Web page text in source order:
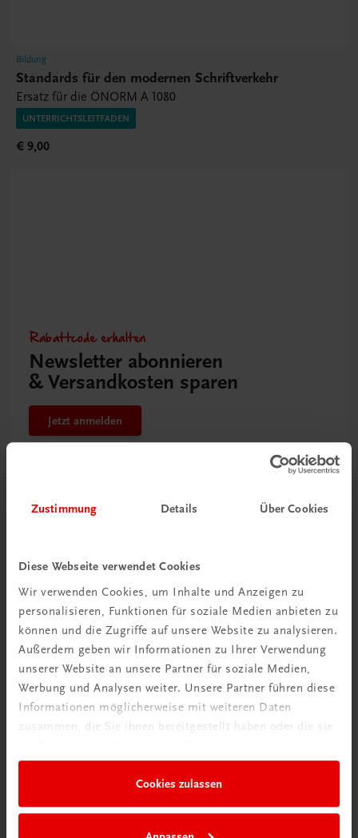
Zustimmung Details Über Cookies
Diese Webseite verwendet Cookies
Wir verwenden Cookies, um Inhalte und Anzeigen zu
personalisieren, Funktionen für soziale Medien anbieten zu
können und die Zugriffe auf unsere Website zu analysieren.
Außerdem geben wir Informationen zu Ihrer Verwendung
unserer Website an unsere Partner für soziale Medien,
Werbung und Analysen weiter. Unsere Partner führen diese
Informationen möglicherweise mit weiteren Daten
zusammen, die Sie ihnen bereitgestellt haben oder die sie
Cookies zulassen
Bildung
Standards für den modernen Schriftverkehr
Ersatz für die ÖNORM A 1080
UNTERRICHTSLEITFADEN
€ 9,00
Rabattcode erhalten
Newsletter abonnieren
& Versandkosten sparen
Jetzt anmelden
Herzlich willkommen bei TRAUNER!
Wir über uns
Familienunternehmen mit 80 Mitarbeiterinnen und
Mitarbeitern, die eines verbindet: Begeisterung für unsere
Produkte.
mehr erfahren